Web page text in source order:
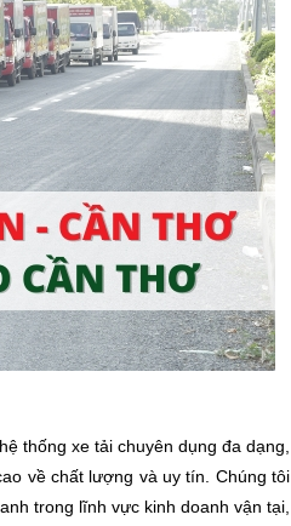
thống xe tải chuyên dụng đa dạng,
về chất lượng và uy tín. Chúng tôi
trong lĩnh vực kinh doanh vận tại,